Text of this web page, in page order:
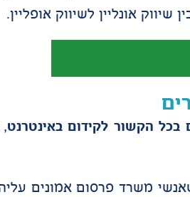
אונליין לשיווק אופליין.
הקשור לקידום באינטרנט
משרד פרסום אמונים